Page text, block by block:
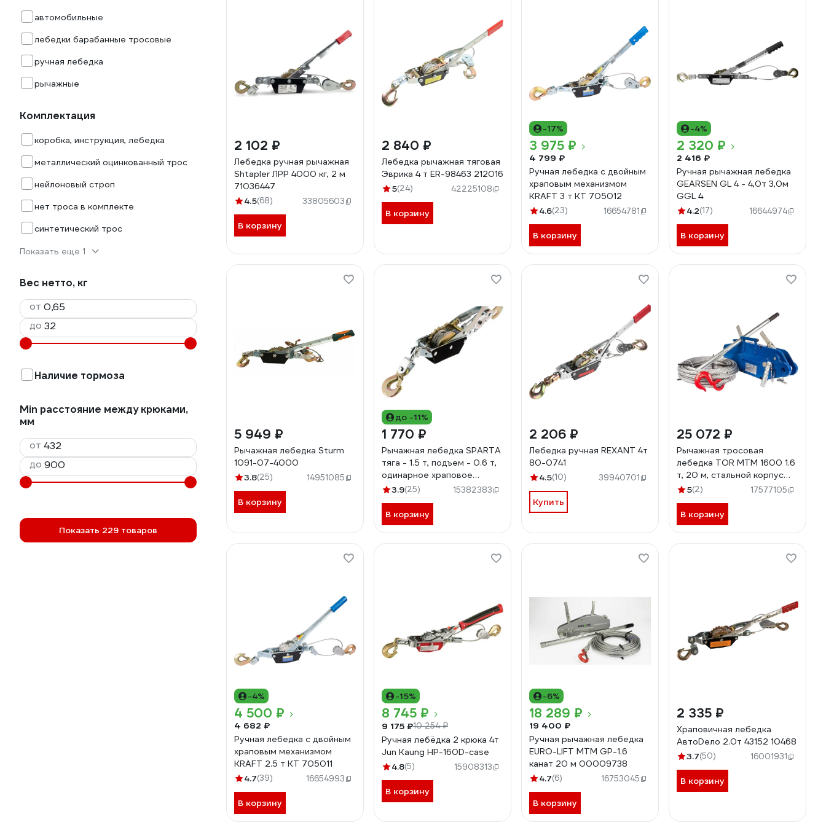
автомобильные
лебедки барабанные тросовые
ручная лебедка
рычажные
Комплектация
коробка, инструкция, лебедка
металлический оцинкованный трос
нейлоновый строп
нет троса в комплекте
синтетический трос
Показать еще 1
Вес нетто, кг
от
до
Наличие тормоза
Min расстояние между крюками,
мм
от
до
Показать 229 товаров
2 102 ₽
Лебедка ручная рычажная
Shtapler ЛРР 4000 кг, 2 м
71036447
4.5(68) 33805603
В корзину
2 840 ₽
Лебедка рычажная тяговая
Эврика 4 т ER-98463 212016
5(24) 42225108
В корзину
-17%
3 975 ₽
4 799 ₽
Ручная лебедка с двойным
храповым механизмом
KRAFT 3 т KT 705012
4.6(23) 16654781
В корзину
-4%
2 320 ₽
2 416 ₽
Ручная рычажная лебедка
GEARSEN GL 4 - 4,0т 3,0м
GGL 4
4.2(17) 16644974
В корзину
5 949 ₽
Рычажная лебедка Sturm
1091-07-4000
3.8(25) 14951085
В корзину
до -11%
1 770 ₽
Рычажная лебедка SPARTA
тяга - 1.5 т, подъем - 0.6 т,
одинарное храповое
колесо 522155
3.9(25) 15382383
В корзину
2 206 ₽
Лебедка ручная REXANT 4т
80-0741
4.5(10) 39940701
Купить
25 072 ₽
Рычажная тросовая
лебедка TOR МТМ 1600 1.6
т, 20 м, стальной корпус
1002528
5(2) 17577105
В корзину
-4%
4 500 ₽
4 682 ₽
Ручная лебедка с двойным
храповым механизмом
KRAFT 2.5 т KT 705011
4.7(39) 16654993
В корзину
-15%
8 745 ₽
9 175 ₽10 254 ₽
Ручная лебёдка 2 крюка 4т
Jun Kaung HP-160D-case
4.8(5) 15908313
В корзину
-6%
18 289 ₽
19 400 ₽
Ручная рычажная лебедка
EURO-LIFT MTM GP-1.6
канат 20 м 00009738
4.7(6) 16753045
В корзину
2 335 ₽
Храповичная лебедка
АвтоDело 2.0т 43152 10468
3.7(50) 16001931
В корзину